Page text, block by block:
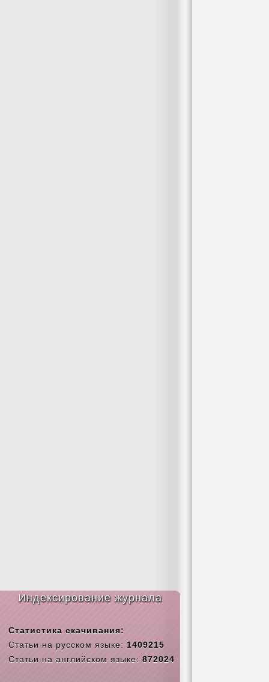
Индексирование журнала
Статистика скачивания:
Статьи на русском языке: 1409215
Статьи на английском языке: 872024